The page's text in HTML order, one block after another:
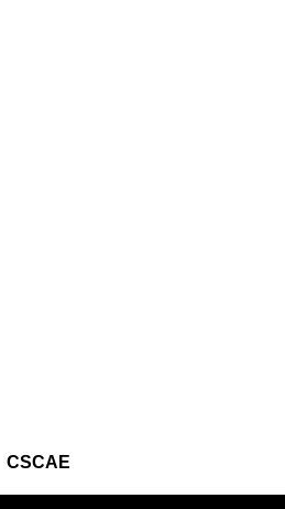
CSCAE